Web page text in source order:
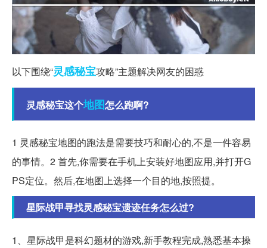
以下围绕“灵感秘宝攻略”主题解决网友的困惑
灵感秘宝这个地图怎么跑啊?
1 灵感秘宝地图的跑法是需要技巧和耐心的,不是一件容易
的事情。2 首先,你需要在手机上安装好地图应用,并打开G
PS定位。然后,在地图上选择一个目的地,按照提。
星际战甲寻找灵感秘宝遗迹任务怎么过?
1、星际战甲是科幻题材的游戏,新手教程完成,熟悉基本操